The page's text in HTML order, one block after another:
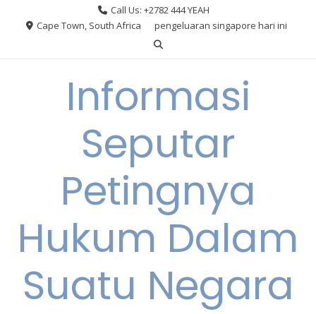
Call Us: +2782 444 YEAH
Cape Town, South Africa
pengeluaran singapore hari ini
Informasi
Seputar
Petingnya
Hukum Dalam
Suatu Negara